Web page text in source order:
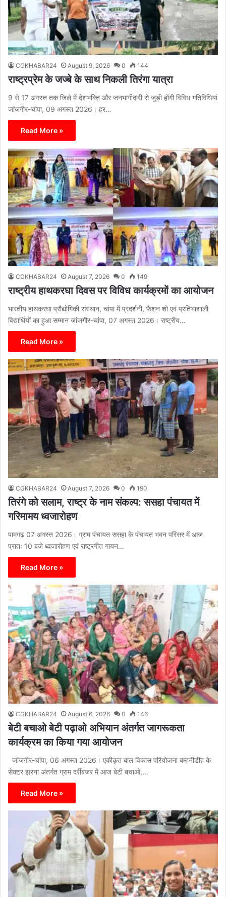
CGKHABAR24 August 9, 2026 0 144
राष्ट्रप्रेम के जज्बे के साथ निकली तिरंगा यात्रा
9 से 17 अगस्त तक जिले में देशभक्ति और जनभागीदारी से जुड़ी होंगी विविध गतिविधियां
जांजगीर-चांपा, 09 अगस्त 2026। हर…
Read More »
CGKHABAR24 August 7, 2026 0 149
राष्ट्रीय हाथकरघा दिवस पर विविध कार्यक्रमों का आयोजन
भारतीय हाथकरघा प्रौद्योगिकी संस्थान, चांपा में प्रदर्शनी, फैशन शो एवं प्रतिभाशाली
विद्यार्थियों का हुआ सम्मान जांजगीर-चांपा, 07 अगस्त 2026। राष्ट्रीय…
Read More »
CGKHABAR24 August 7, 2026 0 190
तिरंगे को सलाम, राष्ट्र के नाम संकल्प: ससहा पंचायत में
गरिमामय ध्वजारोहण
पामगढ़ 07 अगस्त 2026। ग्राम पंचायत ससहा के पंचायत भवन परिसर में आज
प्रातः 10 बजे ध्वजारोहण एवं राष्ट्रगीत गायन…
Read More »
CGKHABAR24 August 6, 2026 0 146
बेटी बचाओ बेटी पढ़ाओ अभियान अंतर्गत जागरूकता
कार्यक्रम का किया गया आयोजन
जांजगीर-चांपा, 06 अगस्त 2026। एकीकृत बाल विकास परियोजना बम्हनीडीह के
सेक्टर झरना अंतर्गत ग्राम दर्रीबंजर में आज बेटी बचाओ,…
Read More »